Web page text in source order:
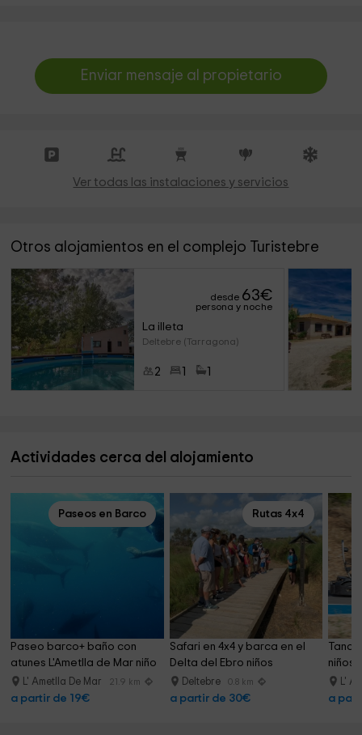
Enviar mensaje al propietario
Ver todas las instalaciones y servicios
Otros alojamientos en el complejo Turistebre
desde 63€
persona y noche
La illeta
Deltebre (Tarragona)
2
Actividades cerca del alojamiento
Paseos en Barco
Paseo barco+ baño con
atunes L'Ametlla de Mar niño
L' Ametlla De Mar 21.9 km
a partir de 19€
Rutas 4x4
Safari en 4x4 y barca en el
Delta del Ebro niños
Deltebre 0.8 km
a partir de 30€
niños
L'
a